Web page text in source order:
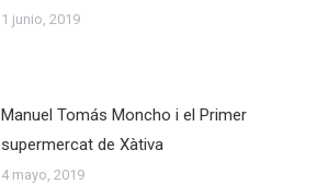
1 junio, 2019
Manuel Tomás Moncho i el Primer
supermercat de Xàtiva
4 mayo, 2019